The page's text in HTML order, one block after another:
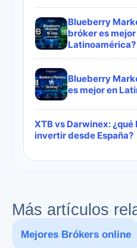
Blueberry
bróker es
Latinoamérica?
Blueberry
es mejor en
XTB vs Darwinex:
invertir desde España?
Más artículos
Mejores Brókers online